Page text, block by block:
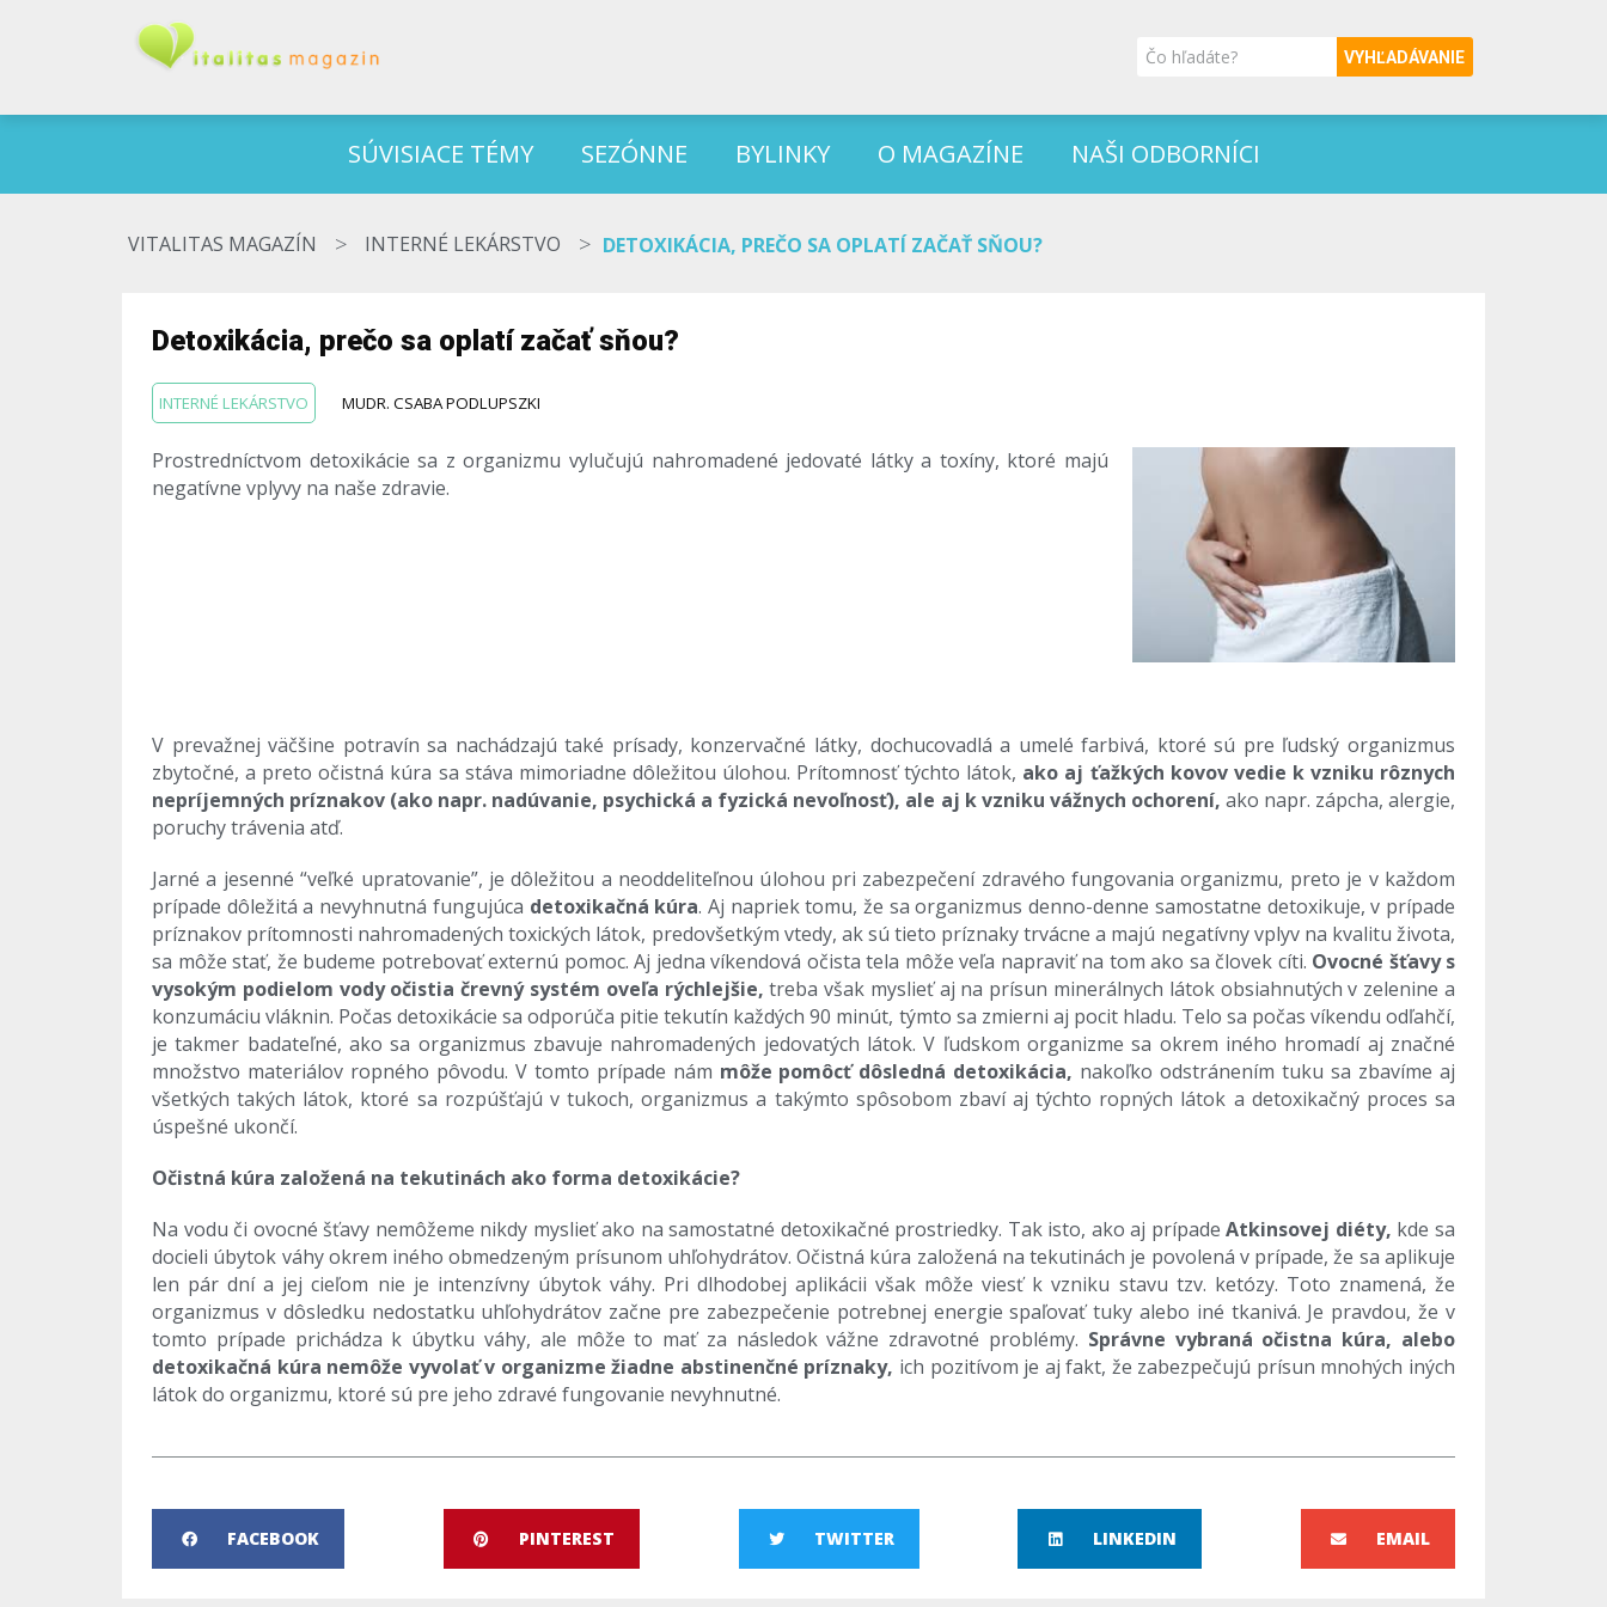
VYHĽADÁVANIE
SÚVISIACE TÉMY SEZÓNNE BYLINKY O MAGAZÍNE NAŠI ODBORNÍCI
VITALITAS MAGAZÍN > INTERNÉ LEKÁRSTVO > DETOXIKÁCIA, PREČO SA OPLATÍ ZAČAŤ SŇOU?
Detoxikácia, prečo sa oplatí začať sňou?
INTERNÉ LEKÁRSTVO MUDR. CSABA PODLUPSZKI
Prostredníctvom detoxikácie sa z organizmu vylučujú nahromadené jedovaté látky a toxíny, ktoré majú
negatívne vplyvy na naše zdravie.
V prevažnej väčšine potravín sa nachádzajú také prísady, konzervačné látky, dochucovadlá a umelé farbivá, ktoré sú pre ľudský organizmus
zbytočné, a preto očistná kúra sa stáva mimoriadne dôležitou úlohou. Prítomnosť týchto látok, ako aj ťažkých kovov vedie k vzniku rôznych
nepríjemných príznakov (ako napr. nadúvanie, psychická a fyzická nevoľnosť), ale aj k vzniku vážnych ochorení, ako napr. zápcha, alergie,
poruchy trávenia atď.
Jarné a jesenné “veľké upratovanie”, je dôležitou a neoddeliteľnou úlohou pri zabezpečení zdravého fungovania organizmu, preto je v každom
prípade dôležitá a nevyhnutná fungujúca detoxikačná kúra. Aj napriek tomu, že sa organizmus denno-denne samostatne detoxikuje, v prípade
príznakov prítomnosti nahromadených toxických látok, predovšetkým vtedy, ak sú tieto príznaky trvácne a majú negatívny vplyv na kvalitu života,
sa môže stať, že budeme potrebovať externú pomoc. Aj jedna víkendová očista tela môže veľa napraviť na tom ako sa človek cíti. Ovocné šťavy s
vysokým podielom vody očistia črevný systém oveľa rýchlejšie,treba však myslieť aj na prísun minerálnych látok obsiahnutých v zelenine a
konzumáciu vláknin. Počas detoxikácie sa odporúča pitie tekutín každých 90 minút, týmto sa zmierni aj pocit hladu. Telo sa počas víkendu odľahčí,
je takmer badateľné, ako sa organizmus zbavuje nahromadených jedovatých látok. V ľudskom organizme sa okrem iného hromadí aj značné
množstvo materiálov ropného pôvodu. V tomto prípade nám môže pomôcť dôsledná detoxikácia, nakoľko odstránením tuku sa zbavíme aj
všetkých takých látok, ktoré sa rozpúšťajú v tukoch, organizmus a takýmto spôsobom zbaví aj týchto ropných látok a detoxikačný proces sa
úspešné ukončí.
Očistná kúra založená na tekutinách ako forma detoxikácie?
Na vodu či ovocné šťavy nemôžeme nikdy myslieť ako na samostatné detoxikačné prostriedky. Tak isto, ako aj prípadeAtkinsovej diéty, kde sa
docieli úbytok váhy okrem iného obmedzeným prísunom uhľohydrátov. Očistná kúra založená na tekutinách je povolená v prípade, že sa aplikuje
len pár dní a jej cieľom nie je intenzívny úbytok váhy. Pri dlhodobej aplikácii však môže viesť k vzniku stavu tzv. ketózy. Toto znamená, že
organizmus v dôsledku nedostatku uhľohydrátov začne pre zabezpečenie potrebnej energie spaľovať tuky alebo iné tkanivá. Je pravdou, že v
tomto prípade prichádza k úbytku váhy, ale môže to mať za následok vážne zdravotné problémy. Správne vybraná očistna kúra, alebo
detoxikačná kúra nemôže vyvolať v organizme žiadne abstinenčné príznaky, ich pozitívom je aj fakt, že zabezpečujú prísun mnohých iných
látok do organizmu, ktoré sú pre jeho zdravé fungovanie nevyhnutné.
FACEBOOK PINTEREST TWITTER LINKEDIN EMAIL